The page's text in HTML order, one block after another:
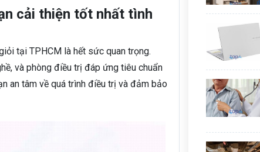
cải thiện tốt nhất tình
tại TPHCM là hết sức quan trọng.
và phòng điều trị đáp ứng tiêu chuẩn
an tâm về quá trình điều trị và đảm bảo